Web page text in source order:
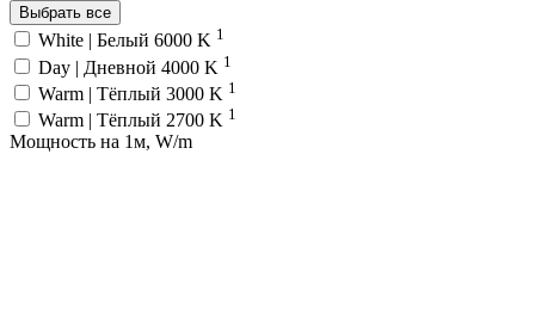
Выбрать все
White | Белый 6000 K 1
Day | Дневной 4000 K 1
Warm | Тёплый 3000 K 1
Warm | Тёплый 2700 K 1
Мощность на 1м, W/m